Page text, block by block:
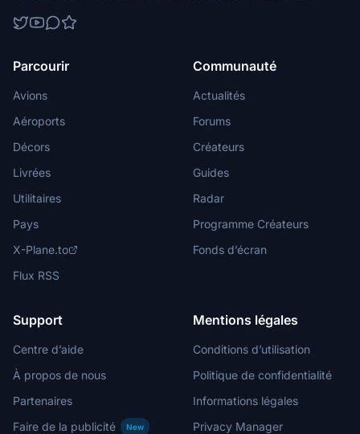
Parcourir
Avions
Aéroports
Décors
Livrées
Utilitaires
Pays
X-Plane.to
Flux RSS
Communauté
Actualités
Forums
Créateurs
Guides
Radar
Programme Créateurs
Fonds d’écran
Support
Centre d’aide
À propos de nous
Partenaires
Faire de la publicité
New
Mentions légales
Conditions d’utilisation
Politique de confidentialité
Informations légales
Privacy Manager